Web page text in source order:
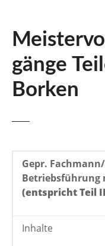
gänge
Borken
Gepr.
Betriebsführung
Inhalte